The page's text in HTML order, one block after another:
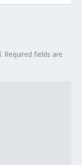
Required fields are